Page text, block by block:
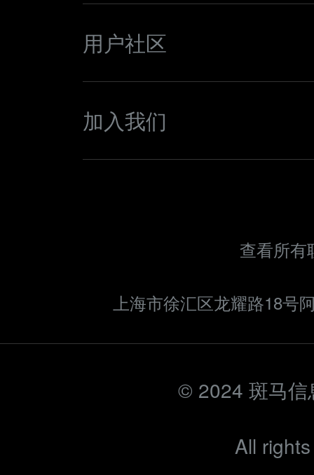
用户社区
加入我们
查看所有
上海市徐汇区龙耀路18号
© 2024 斑马信
All